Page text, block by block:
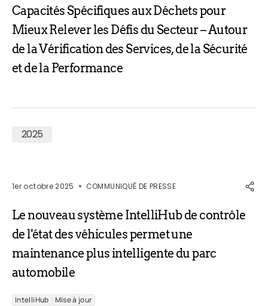
Capacités Spécifiques aux Déchets pour
Mieux Relever les Défis du Secteur – Autour
de la Vérification des Services, de la Sécurité
et de la Performance
2025
1er octobre 2025 COMMUNIQUÉ DE PRESSE
Le nouveau système IntelliHub de contrôle
de l'état des véhicules permet une
maintenance plus intelligente du parc
automobile
IntelliHub Mise à jour